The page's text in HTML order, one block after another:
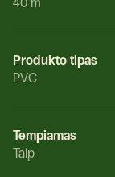
Produkto tipas
PVC
Tempiamas
Taip